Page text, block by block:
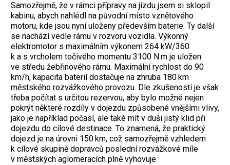
Samozřejmě, že v rámci přípravy na jízdu jsem si sklopil
kabinu, abych nahlédl na původní místo vznětového
motoru, kde jsou nyní uloženy především baterie. Ty další
se nachází vedle rámu v rozvoru vozidla. Výkonný
elektromotor s maximálním výkonem 264 kW/360
k a s vrcholem točivého momentu 3100 N.m je uložen
ve středu žebřinového rámu. Maximální rychlost do 90
km/h, kapacita baterií dostačuje na zhruba 180 km
městského rozvážkového provozu. Dle zkušeností je však
třeba počítat s určitou rezervou, aby bylo možné nejen
pokrýt některé rozdíly v dojezdu způsobené vnějšími vlivy,
jako je například počasí, ale také mít v duši jistý klid při
dojezdu do cílové destinace. To znamená, že praktický
dojezd je na úrovni 150 km, což samozřejmě vzhledem
k cílové skupině dopravců poslední rozvážkové míle
v městských aglomeracích plně vyhovuje.